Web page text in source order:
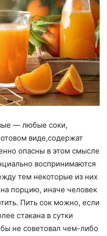
— любые соки,
виде,содержат
опасны в этом смысле
воспринимаются
тем некоторые из них
на порцию, иначе человек
Пить сок можно, если
стакана в сутки
не советовал чем-либо